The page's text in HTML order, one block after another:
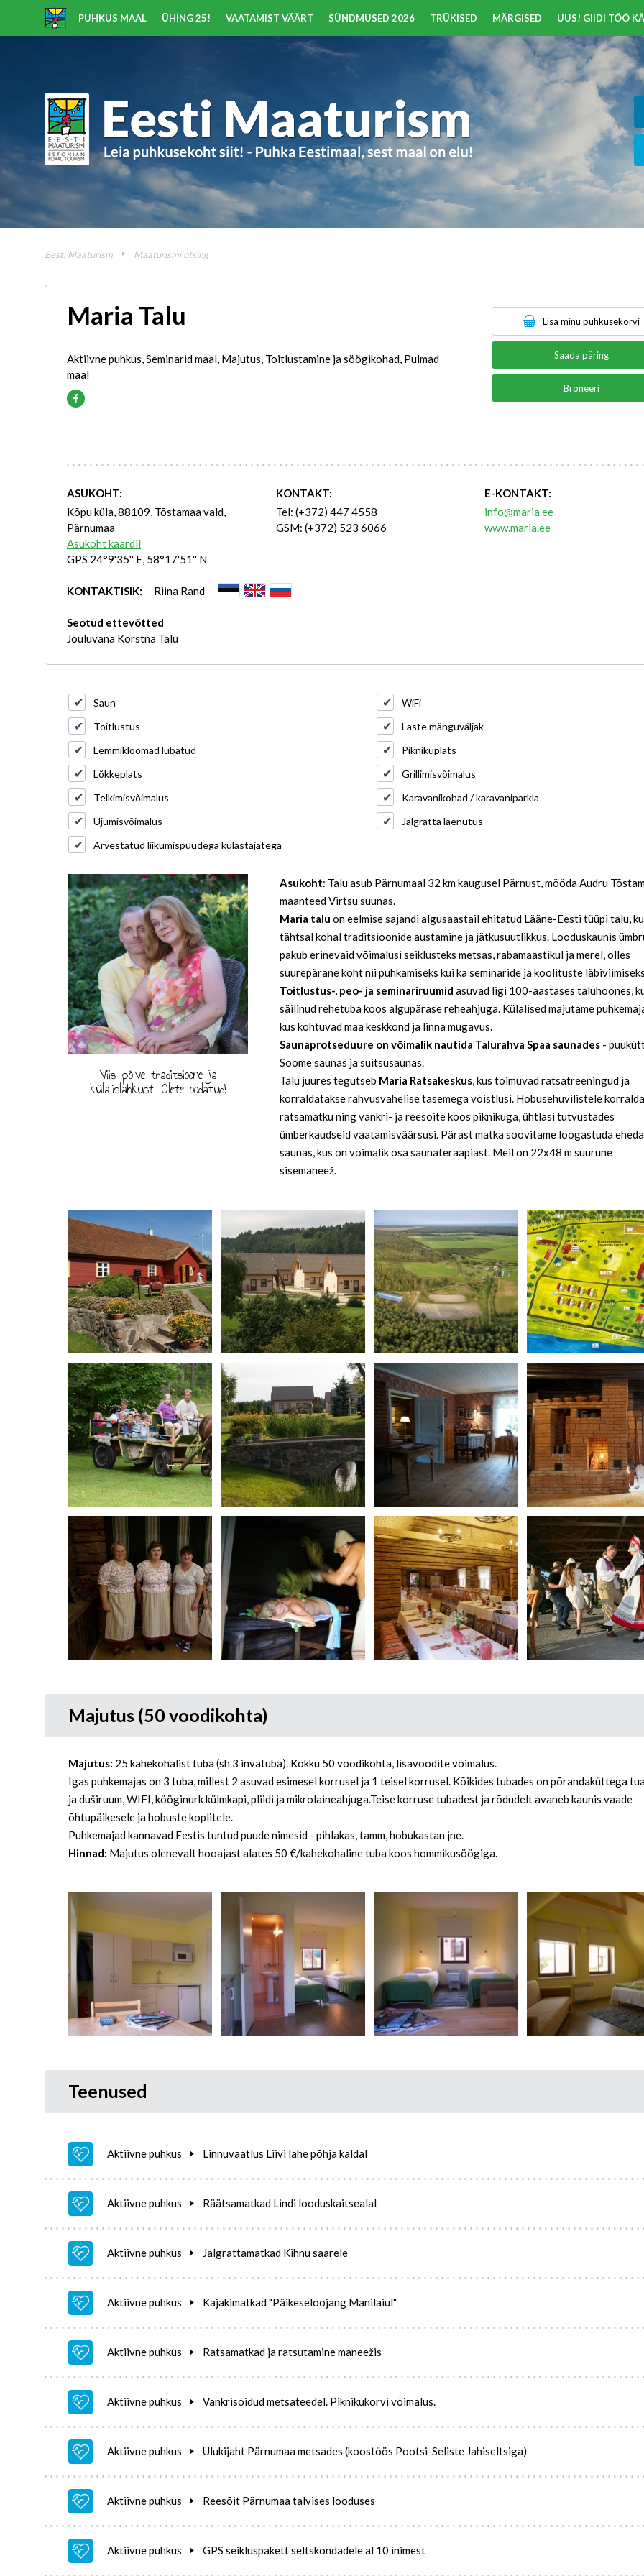
PUHKUS MAAL ÜHING 25! VAATAMIST VÄÄRT SÜNDMUSED 2026 TRÜKISED MÄRGISED UUS! GIIDI TÖÖ
Eesti Maaturism Maaturismi otsing
Maria Talu
Aktiivne puhkus, Seminarid maal, Majutus, Toitlustamine ja söögikohad, Pulmad
maal
Lisa minu puhkusekorvi
Saada päring
Broneeri
ASUKOHT:
Kõpu küla, 88109, Tõstamaa vald,
Pärnumaa
Asukoht kaardil
GPS 24°9'35'' E, 58°17'51'' N
KONTAKT:
Tel: (+372) 447 4558
GSM: (+372) 523 6066
E-KONTAKT:
info@maria.ee
www.maria.ee
KONTAKTISIK: Riina Rand
Seotud ettevõtted
Jõuluvana Korstna Talu
Saun
WiFi
Toitlustus
Laste mänguväljak
Lemmikloomad lubatud
Piknikuplats
Lõkkeplats
Grillimisvõimalus
Telkimisvõimalus
Karavanikohad / karavaniparkla
Ujumisvõimalus
Jalgratta laenutus
Arvestatud liikumispuudega külastajatega
Viis põlve traditsioone ja
külalislahkust. Olete oodatud!
Asukoht: Talu asub Pärnumaal 32 km kaugusel Pärnust, mööda Audru
maanteed Virtsu suunas.
Maria talu on eelmise sajandi algusaastail ehitatud Lääne-Eesti tüüpi talu,
tähtsal kohal traditsioonide austamine ja jätkusuutlikkus. Looduskaunis
pakub erinevaid võimalusi seiklusteks metsas, rabamaastikul ja merel, olles
suurepärane koht nii puhkamiseks kui ka seminaride ja koolituste
Toitlustus-, peo- ja seminariruumid asuvad ligi 100-aastases taluhoones,
säilinud rehetuba koos algupärase reheahjuga. Külalised majutame
kus kohtuvad maa keskkond ja linna mugavus.
Saunaprotseduure on võimalik nautida Talurahva Spaa saunades-
Soome saunas ja suitsusaunas.
Talu juures tegutseb Maria Ratsakeskus, kus toimuvad ratsatreeningud ja
korraldatakse rahvusvahelise tasemega võistlusi. Hobusehuvilistele
ratsamatku ning vankri- ja reesõite koos piknikuga, ühtlasi tutvustades
ümberkaudseid vaatamisväärsusi. Pärast matka soovitame lõõgastuda
saunas, kus on võimalik osa saunateraapiast. Meil on 22x48 m suurune
sisemaneež.
Majutus (50 voodikohta)
Majutus: 25 kahekohalist tuba (sh 3 invatuba). Kokku 50 voodikohta, lisavoodite võimalus.
Igas puhkemajas on 3 tuba, millest 2 asuvad esimesel korrusel ja 1 teisel korrusel. Kõikides tubades on põrandaküttega
ja duširuum, WIFI, kööginurk külmkapi, pliidi ja mikrolaineahjuga.Teise korruse tubadest ja rõdudelt avaneb kaunis vaade
õhtupäikesele ja hobuste koplitele.
Puhkemajad kannavad Eestis tuntud puude nimesid - pihlakas, tamm, hobukastan jne.
Hinnad: Majutus olenevalt hooajast alates 50 €/kahekohaline tuba koos hommikusöögiga.
Teenused
Aktiivne puhkus Linnuvaatlus Liivi lahe põhja kaldal
Aktiivne puhkus Räätsamatkad Lindi looduskaitsealal
Aktiivne puhkus Jalgrattamatkad Kihnu saarele
Aktiivne puhkus Kajakimatkad "Päikeseloojang Manilaiul"
Aktiivne puhkus Ratsamatkad ja ratsutamine maneežis
Aktiivne puhkus Vankrisõidud metsateedel. Piknikukorvi võimalus.
Aktiivne puhkus Ulukijaht Pärnumaa metsades (koostöös Pootsi-Seliste Jahiseltsiga)
Aktiivne puhkus Reesõit Pärnumaa talvises looduses
Aktiivne puhkus GPS seikluspakett seltskondadele al 10 inimest